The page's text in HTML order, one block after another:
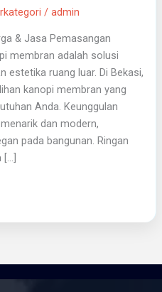
/admin
& Jasa Pemasangan
membran adalah solusi
estetika ruang luar. Di Bekasi,
kanopi membran yang
Anda. Keunggulan
dan modern,
pada bangunan. Ringan
[…]